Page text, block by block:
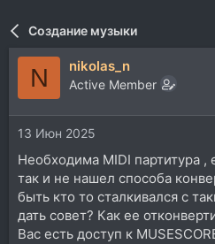
т
р
ы
а
а
ч
Создание музыки
N nikolas_n
Active Member
13 Июн 2025
Необходима MIDI партитура ,
так и не нашел способа
быть кто то сталкивался с
дать совет? Как ее
Вас есть доступ к